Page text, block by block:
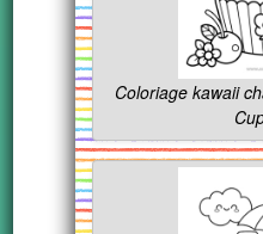
Coloriage kawaii